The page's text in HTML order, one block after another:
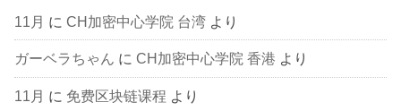
11月 にCH加密中心学院 台湾 より
ガーベラちゃん にCH加密中心学院 香港 より
11月 に 免费区块链课程 より